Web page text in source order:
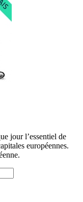
jour l’essentiel de
européennes.